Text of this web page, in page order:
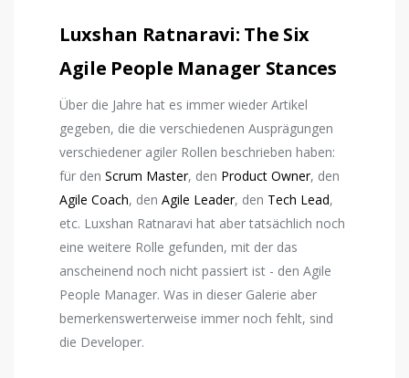
Luxshan Ratnaravi: The Six
Agile People Manager Stances
Über die Jahre hat es immer wieder Artikel
gegeben, die die verschiedenen Ausprägungen
verschiedener agiler Rollen beschrieben haben:
für den Scrum Master, den Product Owner, den
Agile Coach, den Agile Leader, den Tech Lead,
etc. Luxshan Ratnaravi hat aber tatsächlich noch
eine weitere Rolle gefunden, mit der das
anscheinend noch nicht passiert ist - den Agile
People Manager. Was in dieser Galerie aber
bemerkenswerterweise immer noch fehlt, sind
die Developer.